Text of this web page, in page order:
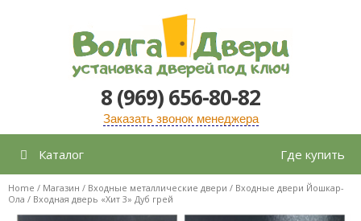
содержимому
8 (969) 656-80-82
Заказать звонок менеджера
Каталог Где купить
Home / Магазин / Входные металлические двери / Входные двери Йошкар-
Ола / Входная дверь «Хит 3» Дуб грей